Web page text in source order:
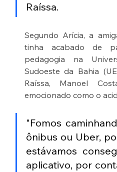
Raíssa.
Segundo Arícia, a
tinha acabado de
pedagogia na
Sudoeste da Bahia
Raíssa, Manoel
emocionado como o
"Fomos
ônibus ou Uber,
estávamos
aplicativo, por